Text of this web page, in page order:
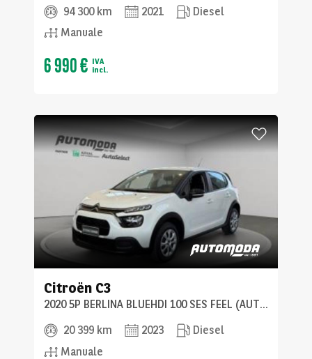
94 300 km
2021
Diesel
Manuale
6 990 € IVA
incl.
Citroën C3
2020 5P BERLINA BLUEHDI 100 SES FEEL (AUTOCARRO)
20 399 km
2023
Diesel
Manuale